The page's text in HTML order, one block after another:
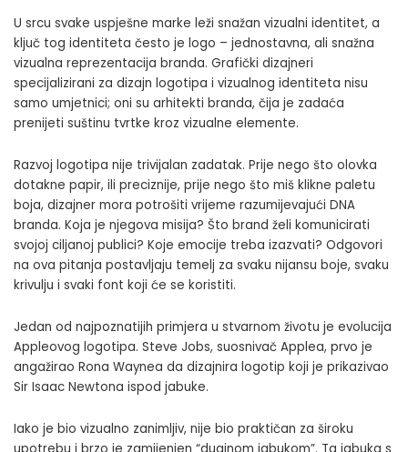
U srcu svake uspješne marke leži snažan vizualni identitet, a
ključ tog identiteta često je logo – jednostavna, ali snažna
vizualna reprezentacija branda. Grafički dizajneri
specijalizirani za dizajn logotipa i vizualnog identiteta nisu
samo umjetnici; oni su arhitekti branda, čija je zadaća
prenijeti suštinu tvrtke kroz vizualne elemente.
Razvoj logotipa nije trivijalan zadatak. Prije nego što olovka
dotakne papir, ili preciznije, prije nego što miš klikne paletu
boja, dizajner mora potrošiti vrijeme razumijevajući DNA
branda. Koja je njegova misija? Što brand želi komunicirati
svojoj ciljanoj publici? Koje emocije treba izazvati? Odgovori
na ova pitanja postavljaju temelj za svaku nijansu boje, svaku
krivulju i svaki font koji će se koristiti.
Jedan od najpoznatijih primjera u stvarnom životu je evolucija
Appleovog logotipa. Steve Jobs, suosnivač Applea, prvo je
angažirao Rona Waynea da dizajnira logotip koji je prikazivao
Sir Isaac Newtona ispod jabuke.
Iako je bio vizualno zanimljiv, nije bio praktičan za široku